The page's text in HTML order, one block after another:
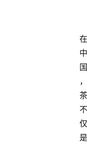
在
中
国
，
茶
不
仅
是